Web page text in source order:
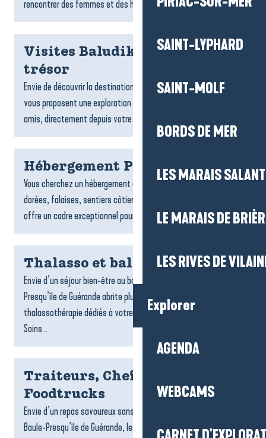
SAINT-LYPHARD
SAINT-MOLF
BORDS DE MER
LES MARAIS
LE MARAIS DE
LES RIVES DE
Explorer
AGENDA
WEBCAMS
rencontrer des femmes et des hommes passionnés,...
Visites Baludik et chasses au
trésor
Envie de découvrir la destination ? Les jeux de piste Baludik
vous proposent une exploration ludique, en famille ou entre
amis, directement depuis votre téléphone. Suivez des...
Hébergement Pénestin
Vous cherchez un hébergement à Pénestin ? Entre plages
dorées, falaises, sentiers côtiers et estuaire, la commune
offre un cadre exceptionnel pour un séjour tourné vers la...
Thalasso et balnéo
Envie d’un séjour bien-être au bord de l’océan ? La Baule-
Presqu’île de Guérande abrite plusieurs centres de
thalassothérapie dédiés à votre détente et à votre vitalité.
Soins...
Traiteurs, Chefs à domicile et
Foodtrucks
Envie d’un repas savoureux sans cuisiner ? Sur la destination La
Baule-Presqu’île de Guérande, les traiteurs, foodtrucks et chefs